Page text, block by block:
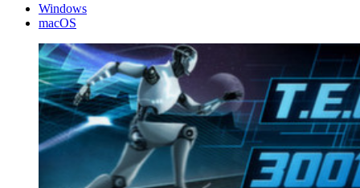
Windows
macOS